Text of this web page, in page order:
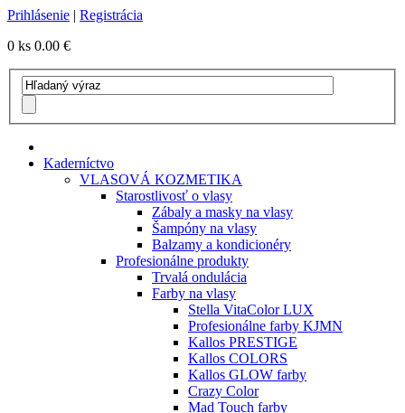
Prihlásenie | Registrácia
0 ks 0.00 €
Kaderníctvo
VLASOVÁ KOZMETIKA
Starostlivosť o vlasy
Zábaly a masky na vlasy
Šampóny na vlasy
Balzamy a kondicionéry
Profesionálne produkty
Trvalá ondulácia
Farby na vlasy
Stella VitaColor LUX
Profesionálne farby KJMN
Kallos PRESTIGE
Kallos COLORS
Kallos GLOW farby
Crazy Color
Mad Touch farby